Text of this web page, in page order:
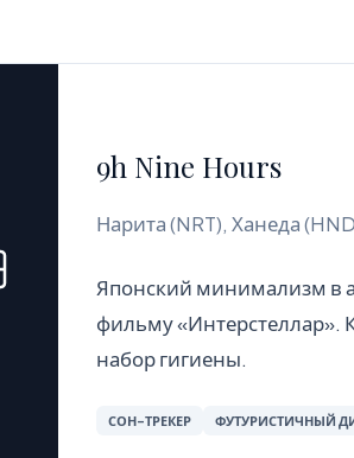
9h Nine Hours
Нарита (NRT), Ханеда
Японский минимализм в
фильму «Интерстеллар».
набор гигиены.
СОН-ТРЕКЕР ФУТУРИСТИЧНЫЙ